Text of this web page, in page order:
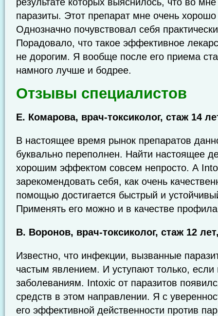
паразиты. Этот препарат мне очень
Однозначно почувствовал себя
Порадовало, что такое эффективное
не дорогим. Я вообще после его приема
намного лучше и бодрее.
Отзывы специалистов
Е. Комарова, врач-токсиколог, стаж 14
В настоящее время рынок препаратов
буквально переполнен. Найти настоящее
хорошим эффектом совсем непросто. А
зарекомендовать себя, как очень
помощью достигается быстрый и
Применять его можно и в качестве
В. Воронов, врач-токсиколог, стаж 12
Известно, что инфекции, вызванные
частым явлением. И уступают только, если
заболеваниям. Intoxic от паразитов
средств в этом направлении. Я с
его эффективной действенности против